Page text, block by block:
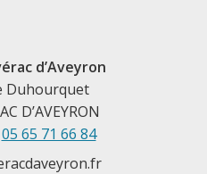
d’Aveyron
Duhourquet
D’AVEYRON
05 65 71 66 84